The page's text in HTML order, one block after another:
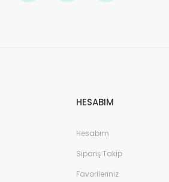
HESABIM
Hesabım
Sipariş Takip
Favorileriniz